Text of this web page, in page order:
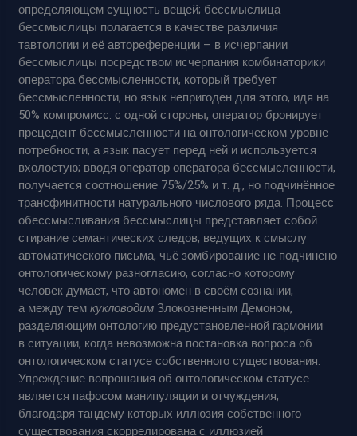
определяющем сущность вещей; бессмыслица
бессмыслицы полагается в качестве различия
тавтологии и её автореференции – в исчерпании
бессмыслицы посредством исчерпания комбинаторики
оператора бессмысленности, который требует
бессмысленности, но язык непригоден для этого, идя на
50% компромисс: с одной стороны, оператор бронирует
прецедент бессмысленности на онтологическом уровне
потребности, а язык пасует перед ней и используется
вхолостую; вводя оператор оператора бессмысленности,
получается соотношение 75%/25% и т. д., но подчинённое
трансфинитности натурального числового ряда. Процесс
обессмысливания бессмыслицы представляет собой
стирание семантических следов, ведущих к смыслу
автоматического письма, чьё зомбирование не подчинено
онтологическому разногласию, согласно которому
человек думает, что автономен в своём сознании,
а между темкукловодим Злокозненным Демоном,
разделяющим онтологию предустановленной гармонии
в ситуации, когда невозможна постановка вопроса об
онтологическом статусе собственного существования.
Упреждение вопрошания об онтологическом статусе
является пафосом манипуляции и отчуждения,
благодаря тандему которых иллюзия собственного
существования скоррелирована с иллюзией